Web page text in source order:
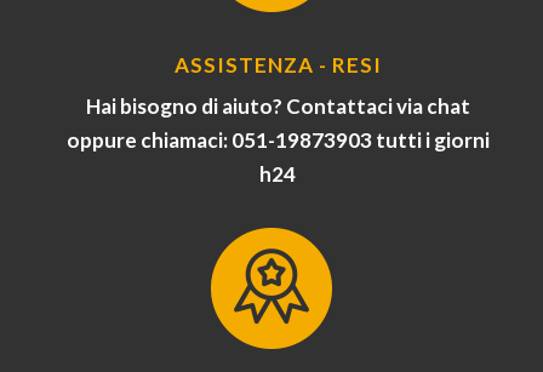
ASSISTENZA - RESI
Hai bisogno di aiuto? Contattaci via chat
oppure chiamaci: 051-19873903 tutti i giorni
h24